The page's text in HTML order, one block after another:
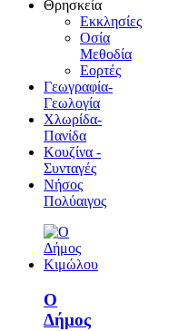
Θρησκεία
Εκκλησίες
Οσία
Μεθοδία
Εορτές
Γεωγραφία-
Γεωλογία
Χλωρίδα-
Πανίδα
Κουζίνα -
Συνταγές
Νήσος
Πολύαιγος
Ο
Δήμος